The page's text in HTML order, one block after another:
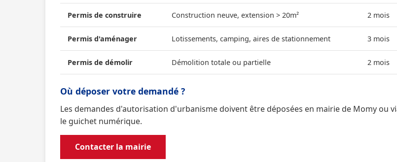
Permis de construire Construction neuve, extension > 20m² 2 mois
Permis d'aménager Lotissements, camping, aires de stationnement 3 mois
Permis de démolir Démolition totale ou partielle 2 mois
Où déposer votre demandé ?
Les demandes d'autorisation d'urbanisme doivent être déposées en mairie de Momy ou
le guichet numérique.
Contacter la mairie